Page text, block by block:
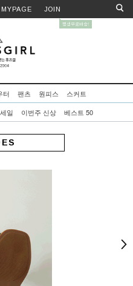
MYPAGE JOIN
터 팬츠 원피스
스커트
세일 이번주 신상 베스트 50